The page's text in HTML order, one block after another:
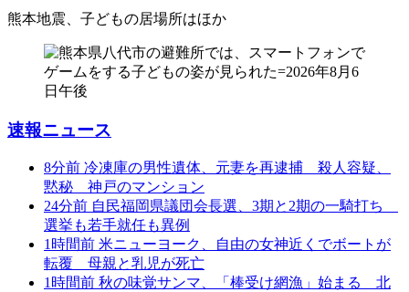
熊本地震、子どもの居場所はほか
速報ニュース
8分前 冷凍庫の男性遺体、元妻を再逮捕 殺人容疑、
黙秘 神戸のマンション
24分前 自民福岡県議団会長選、3期と2期の一騎打ち
選挙も若手就任も異例
1時間前 米ニューヨーク、自由の女神近くでボートが
転覆 母親と乳児が死亡
1時間前 秋の味覚サンマ、「棒受け網漁」始まる 北